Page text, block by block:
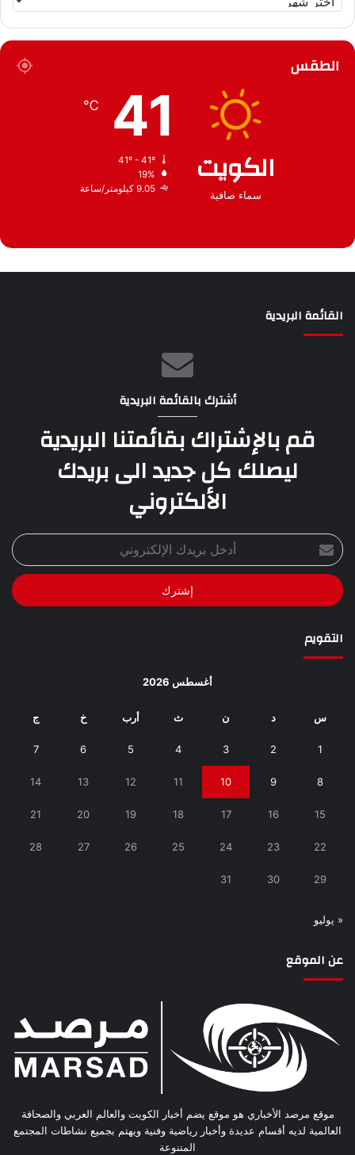
و
ق
ل
أ
ش
الطقس
الكويت
سماء صافية
41
℃
19%
9.05 كيلومتر/ساعة
القائمة البريدية
أشترك بالقائمة البريدية
قم بالإشتراك بقائمتنا البريدية
ليصلك كل جديد الى بريدك
الألكتروني
أدخل
بريدك
الإلكتروني
التقويم
أغسطس 2026
س د ن ث أرب خ ج
1
2
3
4
5
6
7
8
9
10
11
12
13
14
15
16
17
18
19
20
21
22
23
24
25
26
27
28
29
30
31
« يوليو
عن الموقع
موقع مرصد الأخباري هو موقع يضم أخبار الكويت والعالم العربي والصحافة
العالمية لديه أقسام عديدة وأخبار رياضية وفنية ويهتم بجميع نشاطات المجتمع
المتنوعة